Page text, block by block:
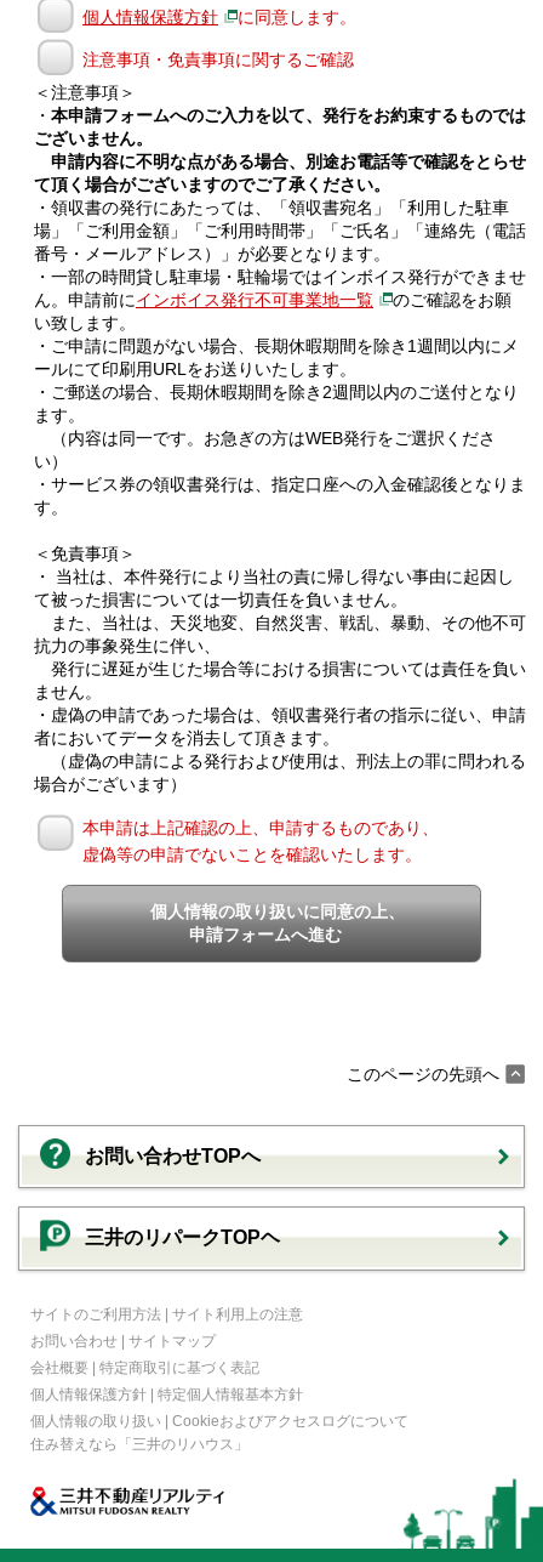
個人情報保護方針 に同意します。
注意事項・免責事項に関するご確認
＜注意事項＞
・ 本申請フォームへのご入力を以て、発行をお約束するものでは
ございません。
申請内容に不明な点がある場合、別途お電話等で確認をとらせ
て頂く場合がございますのでご了承ください。
・領収書の発行にあたっては、「領収書宛名」「利用した駐車
場」「ご利用金額」「ご利用時間帯」「ご氏名」「連絡先（電話
番号・メールアドレス）」が必要となります。
・一部の時間貸し駐車場・駐輪場ではインボイス発行ができませ
ん。申請前にインボイス発行不可事業地一覧
のご確認をお願
い致します。
・ご申請に問題がない場合、長期休暇期間を除き1週間以内にメ
ールにて印刷用URLをお送りいたします。
・ご郵送の場合、長期休暇期間を除き2週間以内のご送付となり
ます。
（内容は同一です。お急ぎの方はWEB発行をご選択くださ
い）
・サービス券の領収書発行は、指定口座への入金確認後となりま
す。
＜免責事項＞
・ 当社は、本件発行により当社の責に帰し得ない事由に起因し
て被った損害については一切責任を負いません。
また、当社は、天災地変、自然災害、戦乱、暴動、その他不可
抗力の事象発生に伴い、
発行に遅延が生じた場合等における損害については責任を負い
ません。
・虚偽の申請であった場合は、領収書発行者の指示に従い、申請
者においてデータを消去して頂きます。
（虚偽の申請による発行および使用は、刑法上の罪に問われる
場合がございます）
本申請は上記確認の上、申請するものであり、
虚偽等の申請でないことを確認いたします。
個人情報の取り扱いに同意の上、
申請フォームへ進む
このページの先頭へ
お問い合わせTOPへ
三井のリパークTOPヘ
サイトのご利用方法 | サイト利用上の注意
お問い合わせ | サイトマップ
会社概要 | 特定商取引に基づく表記
個人情報保護方針 | 特定個人情報基本方針
個人情報の取り扱い | Cookieおよびアクセスログについて
住み替えなら
「三井のリハウス」